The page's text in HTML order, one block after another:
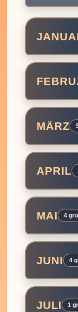
MÄRZ
APRIL
MAI 4
JUNI 4
JULI 1